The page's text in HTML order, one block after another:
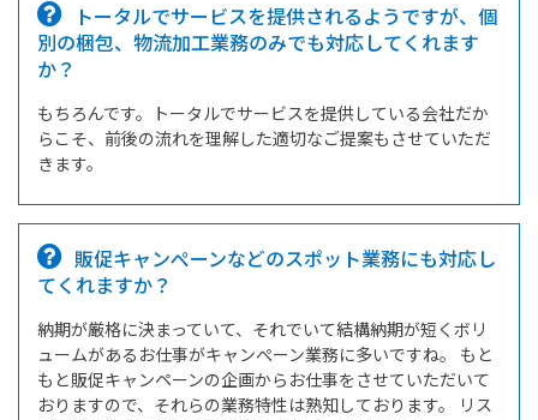
トータルでサービスを提供されるようですが、個
別の梱包、物流加工業務のみでも対応してくれます
か？
もちろんです。トータルでサービスを提供している会社だか
らこそ、前後の流れを理解した適切なご提案もさせていただ
きます。
販促キャンぺーンなどのスポット業務にも対応し
てくれますか？
納期が厳格に決まっていて、それでいて結構納期が短くボリ
ュームがあるお仕事がキャンぺーン業務に多いですね。 もと
もと販促キャンペーンの企画からお仕事をさせていただいて
おりますので、それらの業務特性は熟知しております。 リス